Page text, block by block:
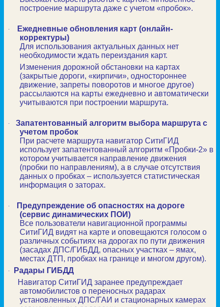
построение маршрута даже с учетом «пробок».
·
Ежедневные обновления карт (онлайн-
корректуры)
Для использования актуальных данных нет
необходимости ждать переиздания карт.
Изменения дорожной обстановки на картах
(закрытые дороги, «кирпичи», одностороннее
движение, запреты поворотов и многое другое)
рассылаются на карты ежедневно и автоматически
учитываются при построении маршрута.
·
Запатентованный алгоритм выбора маршрута с
учетом пробок
При расчете маршрута навигатор СитиГИД
использует запатентованный алгоритм «Пробки-2» в
котором учитывается направление движения
(пробки по направлениям), а в случае отсутствия
данных о пробках – используется статистическая
информация о заторах.
·
Предупреждение об опасностях на дороге
(сервис динамических ПОИ)
Все пользователи навигационной программы
СитиГИД видят на карте и оповещаются голосом о
различных событиях на дорогах по пути движения
(засадах ДПС/ГИБДД, опасных участках – ямах,
местах ДТП, пробках на границе и многом другом).
·
Радары ГИБДД
Навигатор СитиГИД заранее предупреждает
автомобилистов о переносных радарах
установленных ДПС/ГАИ и стационарных камерах